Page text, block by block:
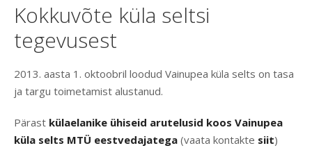
Kokkuvõte küla seltsi
tegevusest
2013. aasta 1. oktoobril loodud Vainupea küla selts on tasa
ja targu toimetamist alustanud.
Pärast külaelanike ühiseid arutelusid koos Vainupea
küla selts MTÜ eestvedajatega (vaata kontakte siit)